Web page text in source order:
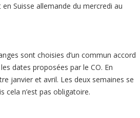
Suisse allemande du mercredi au
sont choisies d’un commun accord
dates proposées par le CO. En
janvier et avril. Les deux semaines se
cela n’est pas obligatoire.